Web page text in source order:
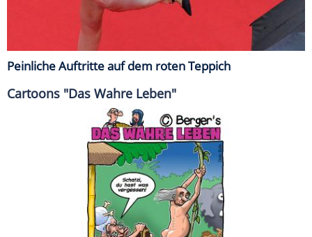
Peinliche Auftritte auf dem roten Teppich
Cartoons "Das Wahre Leben"